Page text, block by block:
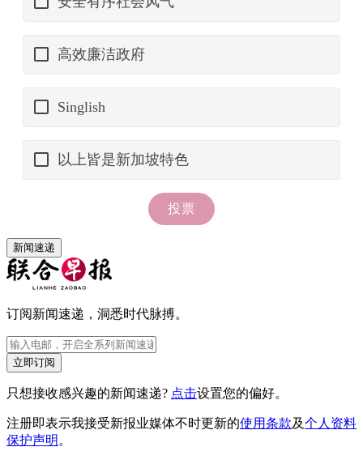
新闻速递
订阅新闻速递，洞悉时代脉搏。
立即订阅
只想接收感兴趣的新闻速递? 点击设置您的偏好。
注册即表示我接受新报业媒体不时更新的使用条款及个人资料
保护声明 。